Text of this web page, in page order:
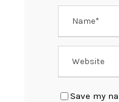
Save my